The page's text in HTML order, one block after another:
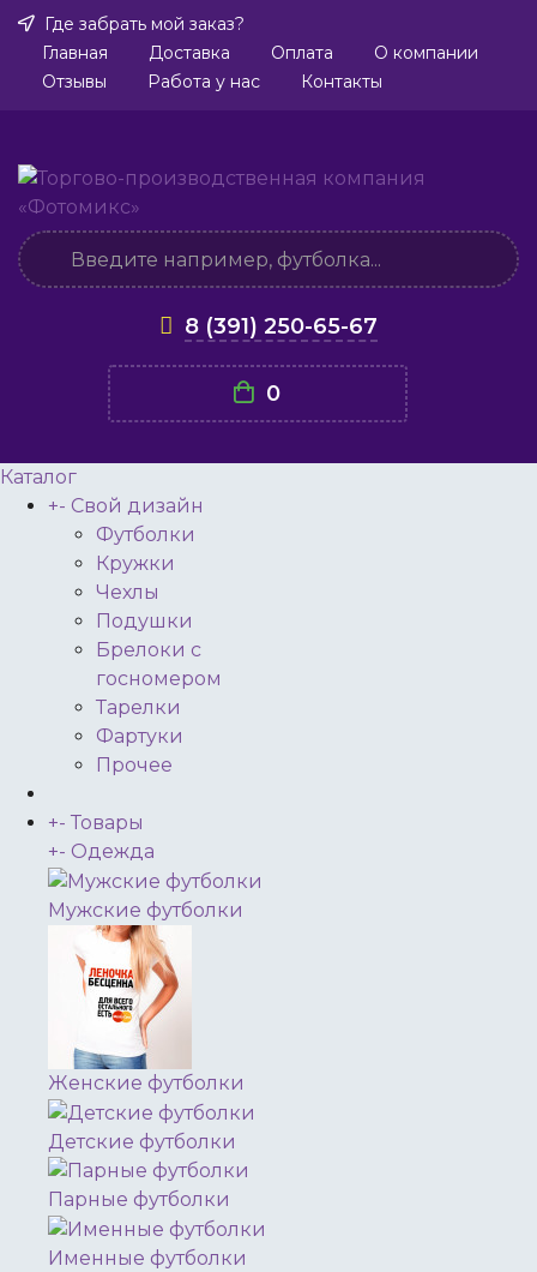
Где забрать мой заказ?
Главная
Доставка Оплата
О компании
Отзывы
Работа у нас Контакты
8 (391) 250-65-67
0
Каталог
+- Свой дизайн
Футболки
Кружки
Чехлы
Подушки
Брелоки с
госномером
Тарелки
Фартуки
Прочее
+- Товары
+- Одежда
Мужские футболки
Женские футболки
Детские футболки
Парные футболки
Именные футболки